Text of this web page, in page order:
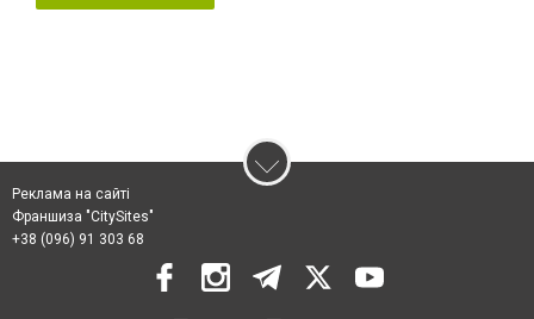
Реклама на сайті
Франшиза "CitySites"
+38 (096) 91 303 68